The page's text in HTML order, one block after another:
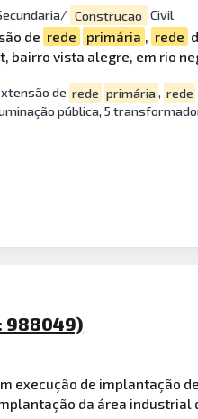
Construcao Civil
de rede primária , rede
bairro vista alegre, em rio
de rede primária, rede
pública, 5
988049)
execução de implantação
da área industrial